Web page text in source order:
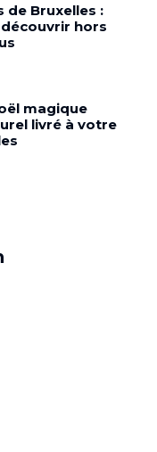
de Bruxelles :
hors
magique
livré à votre